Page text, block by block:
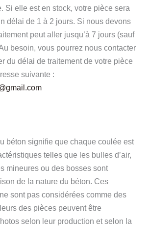
Si elle est en stock, votre pièce sera
délai de 1 à 2 jours. Si nous devons
peut aller jusqu’à 7 jours (sauf
besoin, vous pourrez nous contacter
du délai de traitement de votre pièce
suivante :
béton signifie que chaque coulée est
telles que les bulles d’air,
mineures ou des bosses sont
de la nature du béton. Ces
sont pas considérées comme des
des pièces peuvent être
selon leur production et selon la